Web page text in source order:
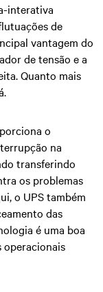
interativa
de
vantagem do
de tensão e a
Quanto mais
o
na
transferindo
os problemas
o UPS também
das
é uma boa
operacionais